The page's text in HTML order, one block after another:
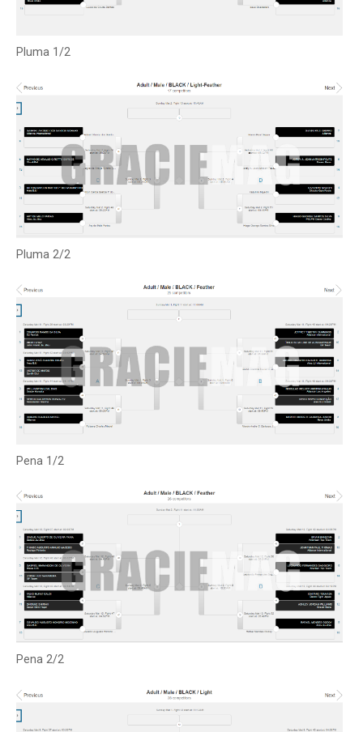
Pluma 1/2
Pluma 2/2
Pena 1/2
Pena 2/2